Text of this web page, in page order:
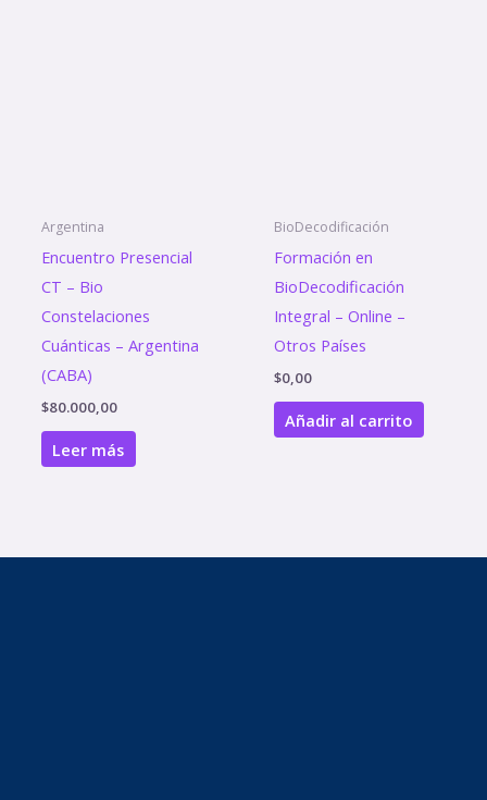
Argentina
Encuentro Presencial
CT – Bio
Constelaciones
Cuánticas – Argentina
(CABA)
$80.000,00
Leer más
BioDecodificación
Formación en
BioDecodificación
Integral – Online –
Otros Países
$0,00
Añadir al carrito